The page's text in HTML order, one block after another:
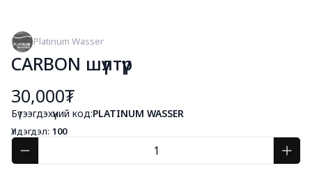
Platinum Wasser
CARBON шүүлтүүр
30,000₮
Бүтээгдэхүүний код:PLATINUM WASSER
Үлдэгдэл: 100